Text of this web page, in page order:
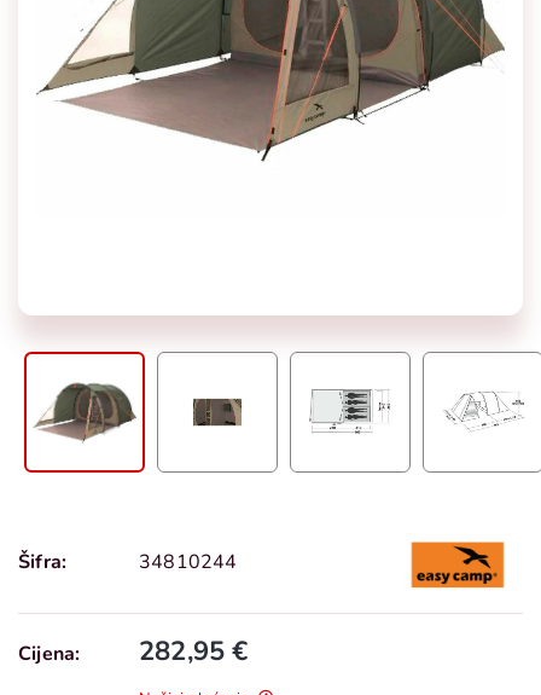
Šifra: 34810244
Cijena: 282,95 €